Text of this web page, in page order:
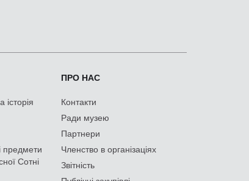
предмети
Сотні
ПРО НАС
Контакти
Ради музею
Партнери
Членство в організаціях
Звітність